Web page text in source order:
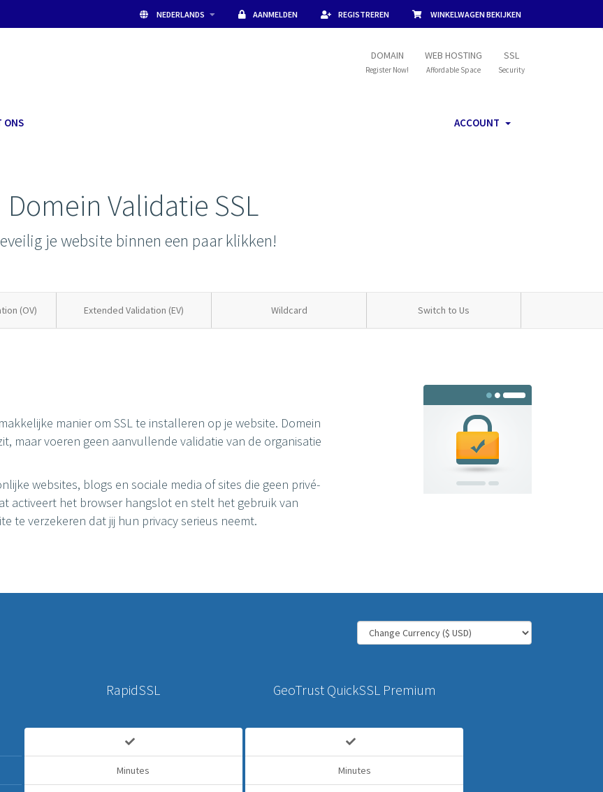
NEDERLANDS AANMELDEN REGISTREREN WINKELWAGEN BEKIJKEN
DOMAIN
Register Now!
WEB HOSTING
Affordable Space
SSL
Security
ONS ACCOUNT
Domein Validatie SSL
je website binnen een paar klikken!
(OV) Extended Validation (EV) Wildcard Switch to Us
manier om SSL te installeren op je website. Domein
maar voeren geen aanvullende validatie van de organisatie
websites, blogs en sociale media of sites die geen privé-
activeert het browser hangslot en stelt het gebruik van
te verzekeren dat jij hun privacy serieus neemt.
RapidSSL
Minutes
GeoTrust QuickSSL Premium
Minutes